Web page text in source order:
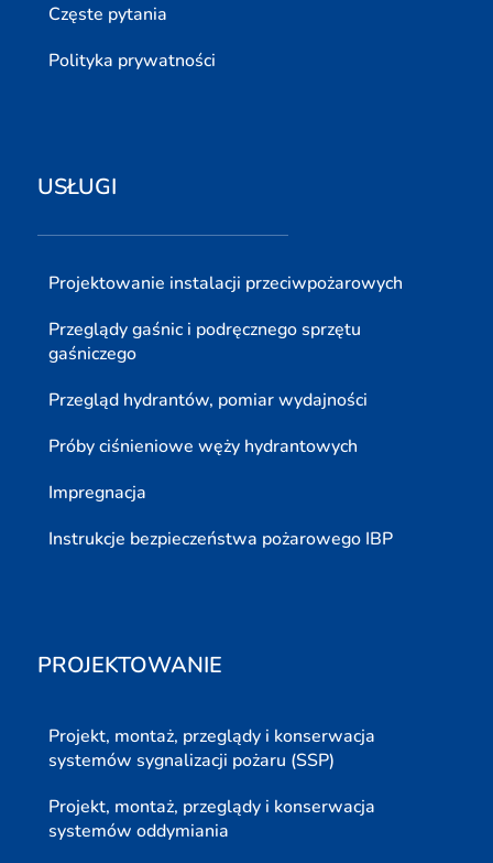
Częste pytania
Polityka prywatności
USŁUGI
Projektowanie instalacji przeciwpożarowych
Przeglądy gaśnic i podręcznego sprzętu
gaśniczego
Przegląd hydrantów, pomiar wydajności
Próby ciśnieniowe węży hydrantowych
Impregnacja
Instrukcje bezpieczeństwa pożarowego IBP
PROJEKTOWANIE
Projekt, montaż, przeglądy i konserwacja
systemów sygnalizacji pożaru (SSP)
Projekt, montaż, przeglądy i konserwacja
systemów oddymiania